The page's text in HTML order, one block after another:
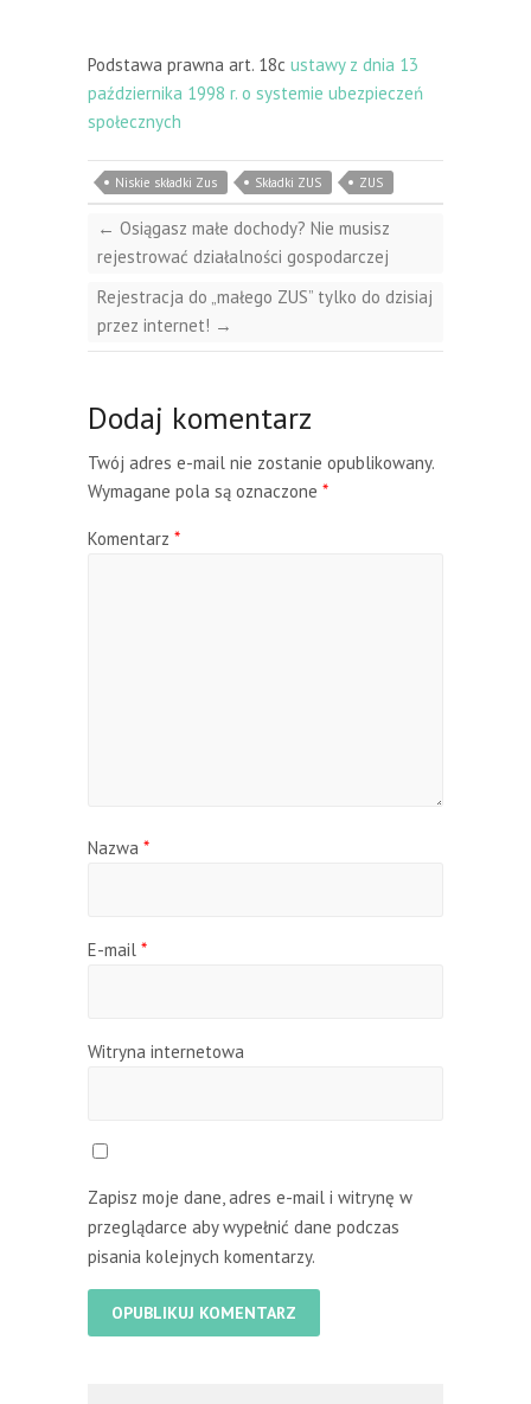
Podstawa prawna art. 18c ustawy z dnia 13
października 1998 r. o systemie ubezpieczeń
społecznych
Niskie składki Zus Składki ZUS ZUS
← Osiągasz małe dochody? Nie musisz
rejestrować działalności gospodarczej
Rejestracja do „małego ZUS” tylko do dzisiaj
przez internet! →
Dodaj komentarz
Twój adres e-mail nie zostanie opublikowany.
Wymagane pola są oznaczone *
Komentarz *
Nazwa *
E-mail *
Witryna internetowa
Zapisz moje dane, adres e-mail i witrynę w
przeglądarce aby wypełnić dane podczas
pisania kolejnych komentarzy.